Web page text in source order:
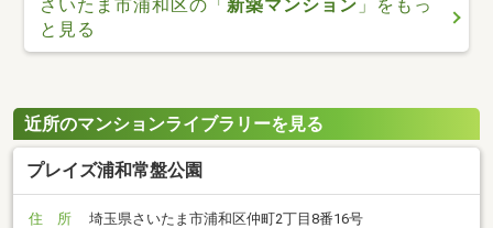
さいたま市浦和区の「新築マンション 」をもっ
と見る
近所のマンションライブラリーを見る
プレイズ浦和常盤公園
住 所
埼玉県さいたま市浦和区仲町2丁目8番16号